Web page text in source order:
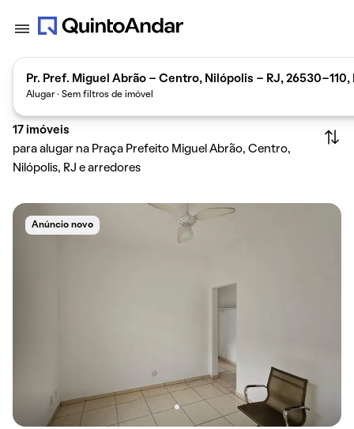
Pr. Pref. Miguel Abrão - Centro, Nilópolis - RJ, 26530-110,
Alugar · Sem filtros de imóvel
17 imóveis
para alugar na Praça Prefeito Miguel Abrão, Centro,
Nilópolis, RJ e arredores
Anúncio novo